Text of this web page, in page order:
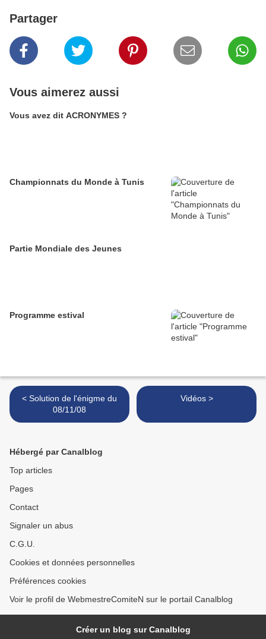
Partager
Vous aimerez aussi
Vous avez dit ACRONYMES ?
Championnats du Monde à Tunis
Partie Mondiale des Jeunes
Programme estival
< Solution de l'énigme du
08/11/08
Vidéos >
Hébergé par Canalblog
Top articles
Pages
Contact
Signaler un abus
C.G.U.
Cookies et données personnelles
Préférences cookies
Voir le profil de WebmestreComiteN sur le portail Canalblog
Créer un blog sur Canalblog